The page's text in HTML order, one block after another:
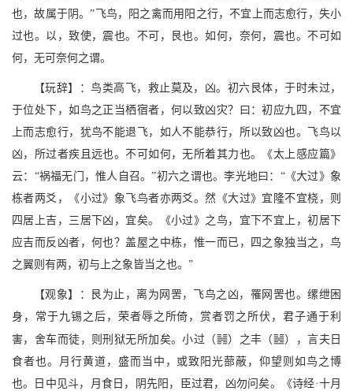
也，故属于阴。”飞鸟，阳之禽而用阳之行，不宜上而志愈行，失小
过也。以，致使，震也。不可，艮也。如何，奈何，震也。不可如
何，无可奈何之谓。
【玩辞】：鸟类高飞，救止莫及，凶。初六艮体，于时未过，
于位处下，如鸟之正当栖宿者，何以致凶灾？曰：初应九四，不宜
上而志愈行，犹鸟不能退飞，如人不能恭行，所以致凶也。飞鸟以
凶，所过者疾且远也。不可如何，无所着其力也。《太上感应篇》
云：“祸福无门，惟人自召。”初六之谓也。李光地曰：“《大过》象
栋者两爻，《小过》象飞鸟者亦两爻。然《大过》宜隆不宜桡，则
四居上吉，三居下凶，宜矣。《小过》之鸟，宜下不宜上，初居下
应吉而反凶者，何也？盖屋之中栋，惟一而已，四之象独当之，鸟
之翼则有两，初与上之象皆当之也。”
【观象】：艮为止，离为网罟，飞鸟之凶，罹网罟也。缧绁困
身，常于九锡之后，荣者辱之所倚，赏者罚之所伏，君子通于利
害，舍车而徒，则刑狱无所加矣。小过（<）之丰（Z），言夫日
食者也。月行黄道，盛而当中，或致阳光蔀蔽，仰望则如鸟之博
也。日中见斗，月食日，阴先阳，臣过君，凶勿问矣。《诗经·十月